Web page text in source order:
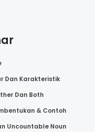
Dan Karakteristik
Dan Both
& Contoh
Uncountable Noun